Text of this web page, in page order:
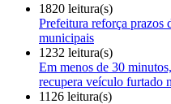
1820 leitura(s)
Prefeitura reforça prazos
municipais
1232 leitura(s)
Em menos de 30
recupera veículo furtado
1126 leitura(s)